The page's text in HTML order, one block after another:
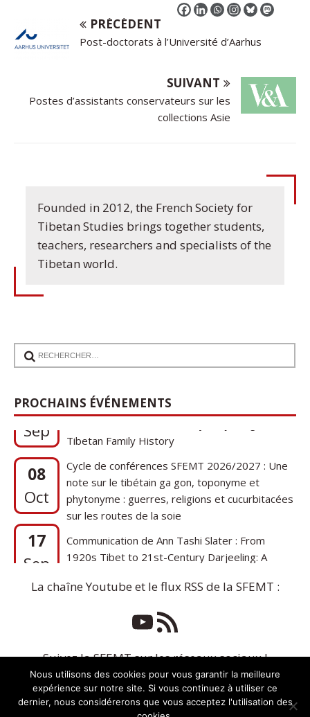
PRÉCÉDENT
Post-doctorats à l’Université d’Aarhus
SUIVANT
Postes d’assistants conservateurs sur les
collections Asie
Founded in 2012, the French Society for
Tibetan Studies brings together students,
teachers, researchers and specialists of the
Tibetan world.
PROCHAINS ÉVÉNEMENTS
17
Sep
Communication de Ann Tashi Slater : From
1920s Tibet to 21st-Century Darjeeling: A
08
Oct
note sur le tibétain ga gon, toponyme et
phytonyme : guerres, religions et cucurbitacées
sur les routes de la soie
17
Sep
1920s Tibet to 21st-Century Darjeeling: A
Tibetan Family History
La chaîne Youtube et le flux RSS de la SFEMT :
Suivez la SFEMT sur les réseaux sociaux !
Nous utilisons des cookies pour vous garantir la meilleure
expérience sur notre site. Si vous continuez à utiliser ce
dernier, nous considérerons que vous acceptez l'utilisation des